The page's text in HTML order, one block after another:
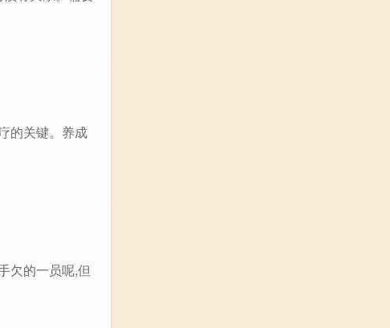
的关键。养成
欠的一员呢,但